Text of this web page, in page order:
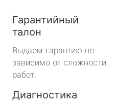
Тосно
Шлиссельбург
Гарантийный
талон
Выдаем гарантию не
зависимо от сложности
работ.
Диагностика